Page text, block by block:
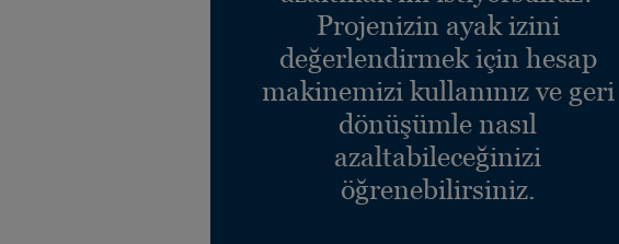
Projenizin ayak izini
değerlendirmek için hesap
makinemizi kullanınız ve geri
dönüşümle nasıl
azaltabileceğinizi
öğrenebilirsiniz.